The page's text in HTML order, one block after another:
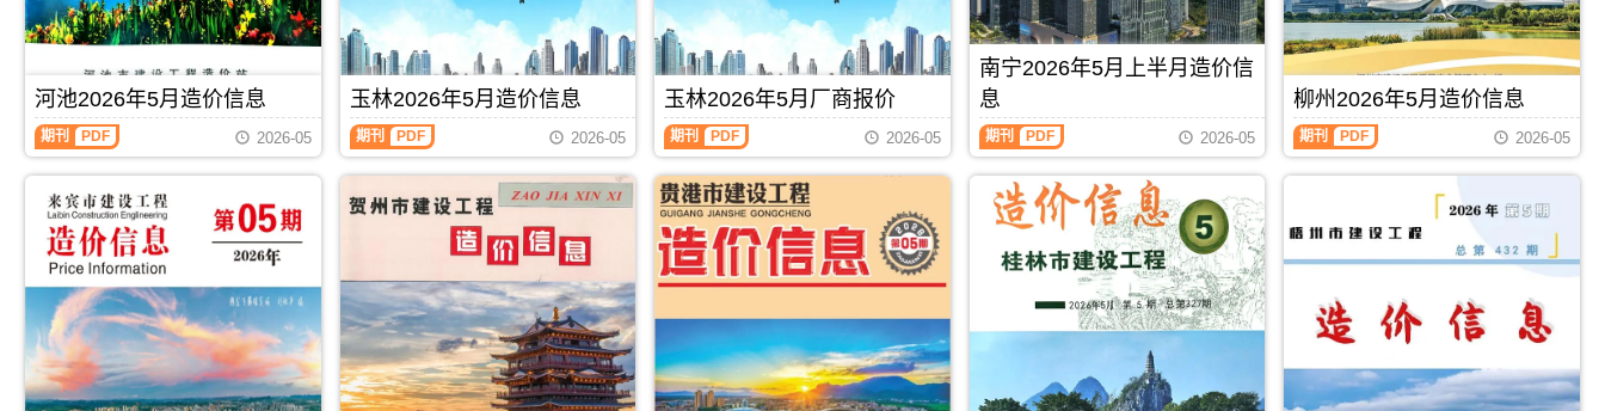
兰
县、
巴
马
县、
凤
山
县.，
用
于
河
池
工
程
资
算
编
制
城
港
建
设
标
准
工
程
于
港
信
期
刊
PDF
息
价
区
域：
玉
林
市、
陆
川
县、
兴
县、
容
县、
博
白
县、
宾
工
程
施
工
图
预
算
编
制，
属
宾
市
工
程
材
料
指
息
价
包
含
区
域：
贵
港
市、
桂
平
市、
南
贵
市
造
价
州
造
价
信
息
每
月
一
期
州
州
工
程
投
资
估
算
编
制，
梧
州
理
价
信
息）
刊，
由
桂
林
市
设
程
价
息
网
发
布，
价
信
息）
期
刊，
由
崇
左
市
设
信
息
发
布，
息）
期
刊，
由
北
海
市
建
设
工
程
造
价
信
息
布，
用
于
程
造
价
信
息）
期
刊，
由
防
造
价
信
息）
刊，
由
百
色
市
工
发
布，
河池2026年5月造价信息
河
池
造
信
（河
池
建
设
期刊 PDF 2026-05
玉林2026年5月造价信息
期刊 PDF 2026-05
玉林2026年5月厂商报价
玉
林
年
5
月
厂
商
报
林
建
材
期刊 PDF 2026-05
南宁2026年5月上半月造价信
息
南
宁
价
期刊 PDF 2026-05
柳州2026年5月造价信息
柳
州
月
价
（柳
建
期刊 PDF 2026-05